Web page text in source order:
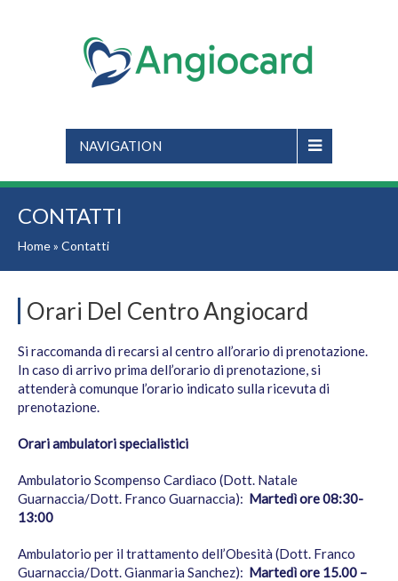
NAVIGATION
CONTATTI
Home» Contatti
Orari Del Centro Angiocard
Si raccomanda di recarsi al centro all’orario di prenotazione.
In caso di arrivo prima dell’orario di prenotazione, si
attenderà comunque l’orario indicato sulla ricevuta di
prenotazione.
Orari ambulatori specialistici
Ambulatorio Scompenso Cardiaco (Dott. Natale
Guarnaccia/Dott. Franco Guarnaccia): Martedì ore 08:30-
13:00
Ambulatorio per il trattamento dell’Obesità (Dott. Franco
Guarnaccia/Dott. Gianmaria Sanchez): Martedì ore 15.00 –